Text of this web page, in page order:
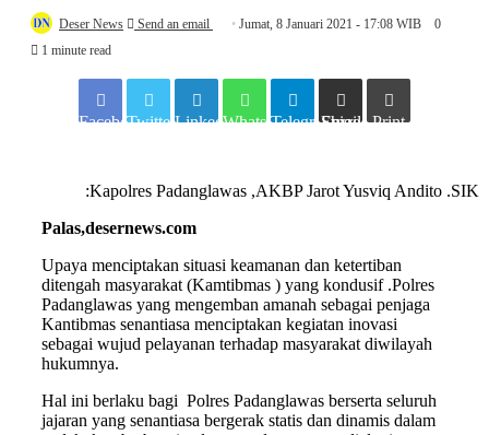
Deser News Send an email Jumat, 8 Januari 2021 - 17:08 WIB
0
1 minute read
FacebookTwitterLinkedInWhatsAppTelegramShare via Email Print
:Kapolres Padanglawas ,AKBP Jarot Yusviq Andito .SIK
Palas,desernews.com
Upaya menciptakan situasi keamanan dan ketertiban
ditengah masyarakat (Kamtibmas ) yang kondusif .Polres
Padanglawas yang mengemban amanah sebagai penjaga
Kantibmas senantiasa menciptakan kegiatan inovasi
sebagai wujud pelayanan terhadap masyarakat diwilayah
hukumnya.
Hal ini berlaku bagi Polres Padanglawas berserta seluruh
jajaran yang senantiasa bergerak statis dan dinamis dalam